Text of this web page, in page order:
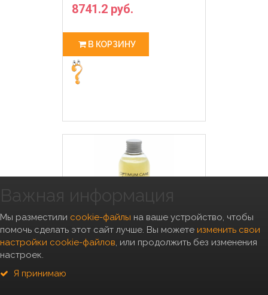
8741.2 руб.
В КОРЗИНУ
Важная информация
Мы разместили cookie-файлы на ваше устройство, чтобы
помочь сделать этот сайт лучше. Вы можете изменить свои
настройки cookie-файлов, или продолжить без изменения
настроек.
Я принимаю